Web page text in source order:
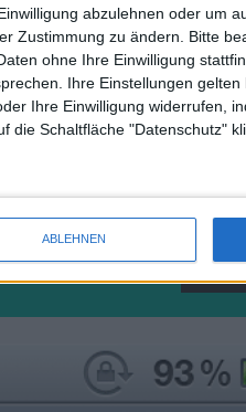
abzulehnen oder um
Zustimmung zu ändern.
Bitte
ohne Ihre Einwilligung
Ihre Einstellungen
Ihre Einwilligung widerrufen,
die Schaltfläche "Datenschutz"
ABLEHNEN
werden sollen,
die (derzeit noch)
Bild 1